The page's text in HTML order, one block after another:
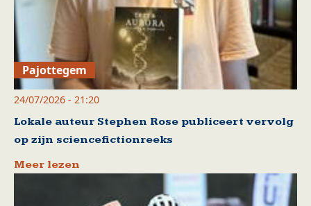
Pajottegem
24/07/2026 - 21:20
Lokale auteur Stephen Rose publiceert vervolg
op zijn sciencefictionreeks
Meer lezen